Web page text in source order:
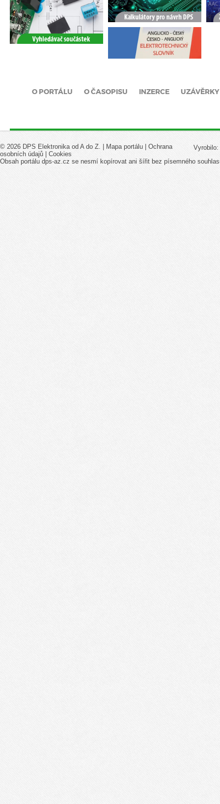
O PORTÁLU O ČASOPISU INZERCE UZÁVĚRKY
Vyrobilo:
© 2026 DPS Elektronika od A do Z. | Mapa portálu
Ochrana
osobních údajů
Cookies
Obsah portálu dps-az.cz se nesmí kopírovat ani šířit bez písemného